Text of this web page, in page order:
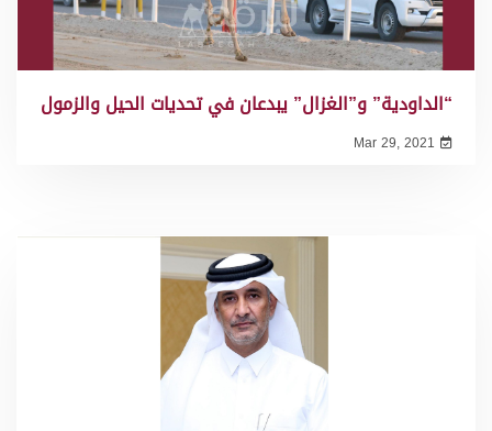
“الداودية” و”الغزال” يبدعان في تحديات الحيل والزمول
Mar 29, 2021